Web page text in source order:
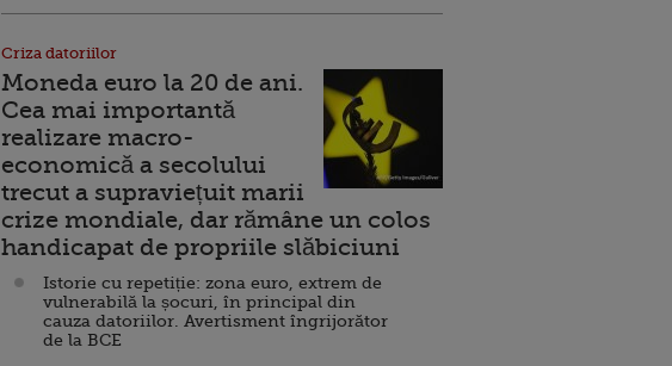
Criza datoriilor
Moneda euro la 20 de ani.
Cea mai importantă
realizare macro-
economică a secolului
trecut a supraviețuit marii
crize mondiale, dar rămâne un colos
handicapat de propriile slăbiciuni
Istorie cu repetiție: zona euro, extrem de
vulnerabilă la șocuri, în principal din
cauza datoriilor. Avertisment îngrijorător
de la BCE